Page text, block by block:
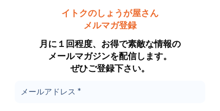
イトクのしょうが屋さん
メルマガ登録
月に１回程度、お得で素敵な情報の
メールマガジンを配信します。
ぜひご登録下さい。